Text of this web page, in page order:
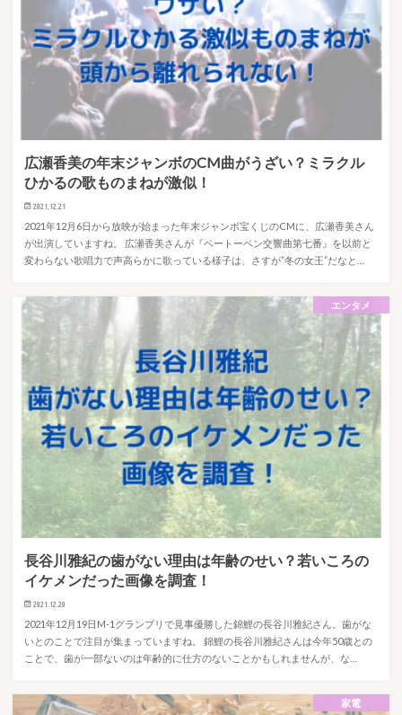
広瀬香美の年末ジャンボのCM曲がうざい？ミラクル
ひかるの歌ものまねが激似！
2021.12.21
2021年12月6日から放映が始まった年末ジャンボ宝くじのCMに、広瀬香美さん
が出演していますね。 広瀬香美さんが『ベートーベン交響曲第七番』を以前と
変わらない歌唱力で声高らかに歌っている様子は、さすが”冬の女王”だなと…
エンタメ
長谷川雅紀の歯がない理由は年齢のせい？若いころの
イケメンだった画像を調査！
2021.12.20
2021年12月19日M-1グランプリで見事優勝した錦鯉の長谷川雅紀さん。歯がな
いとのことで注目が集まっていますね。 錦鯉の長谷川雅紀さんは今年50歳との
ことで、歯が一部ないのは年齢的に仕方のないことかもしれませんが、な…
家電